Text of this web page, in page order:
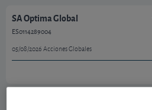
SA Optima Global
ES0114289004
05/08/2026 Acciones Globales